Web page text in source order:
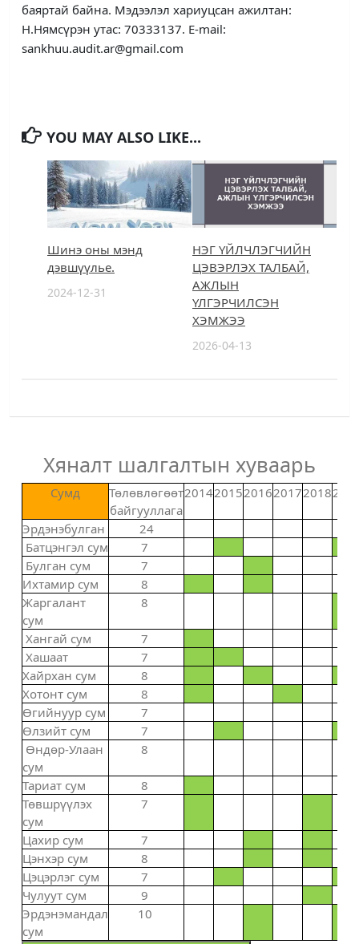
баяртай байна. Мэдээлэл хариуцсан ажилтан:
Н.Нямсүрэн утас: 70333137. E-mail:
sankhuu.audit.ar@gmail.com
YOU MAY ALSO LIKE...
Шинэ оны мэнд
дэвшүүлье.
2024-12-31
НЭГ ҮЙЛЧЛЭГЧИЙН
ЦЭВЭРЛЭХ ТАЛБАЙ,
АЖЛЫН
ҮЛГЭРЧИЛСЭН
ХЭМЖЭЭ
2026-04-13
Хяналт шалгалтын хуваарь
Сумд
Төлөвлөгөөт
байгууллага
20142015201620172018
Эрдэнэбулган
24
Батцэнгэл сум
7
Булган сум
7
Ихтамир сум
8
Жаргалант
сум
8
Хангай сум
7
Хашаат
7
Хайрхан сум
8
Хотонт сум
8
Өгийнуур сум
7
Өлзийт сум
7
Өндөр-Улаан
сум
8
Тариат сум
8
Төвшрүүлэх
сум
7
Цахир сум
7
Цэнхэр сум
8
Цэцэрлэг сум
7
Чулуут сум
9
Эрдэнэмандал
сум
10